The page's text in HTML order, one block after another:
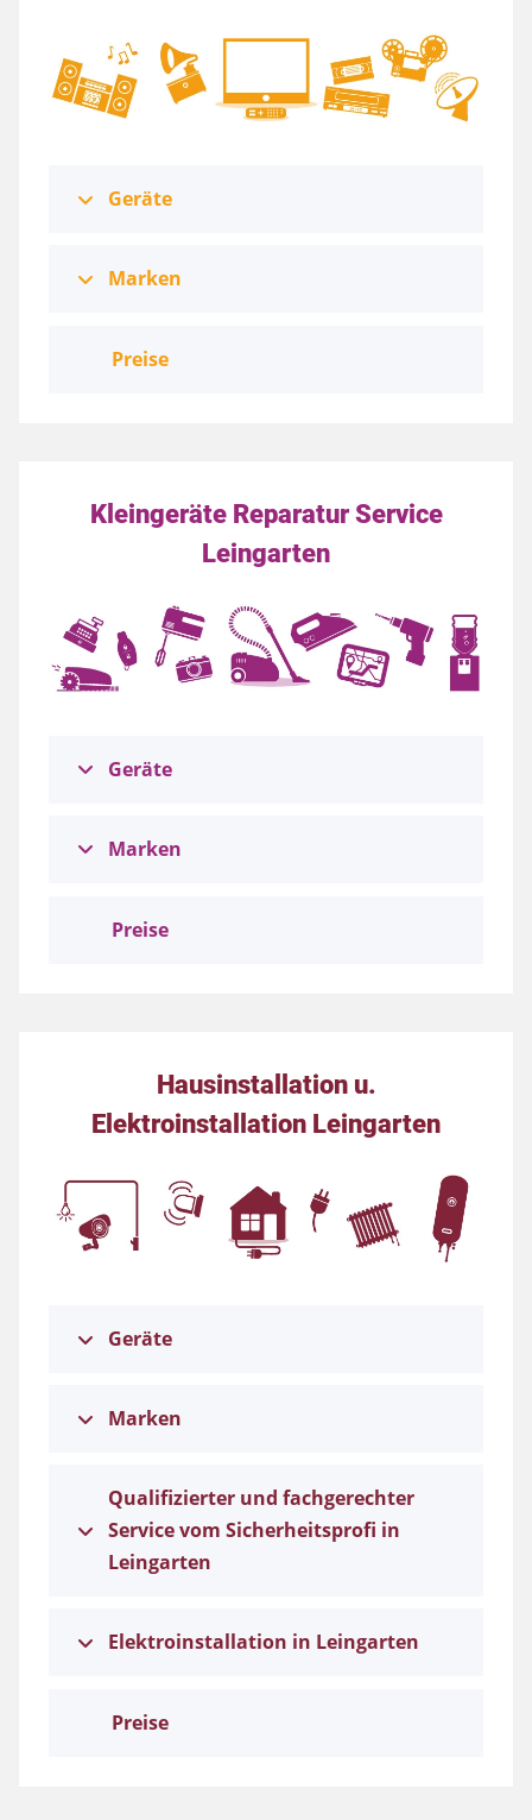
Geräte
Marken
Preise
Kleingeräte Reparatur Service
Leingarten
Geräte
Marken
Preise
Hausinstallation u.
Elektroinstallation Leingarten
Geräte
Marken
Qualifizierter und fachgerechter
Service vom Sicherheitsprofi in
Leingarten
Elektroinstallation in Leingarten
Preise